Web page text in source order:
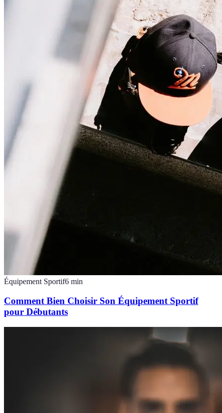
Équipement Sportif6 min
Comment Bien Choisir Son Équipement Sportif
pour Débutants